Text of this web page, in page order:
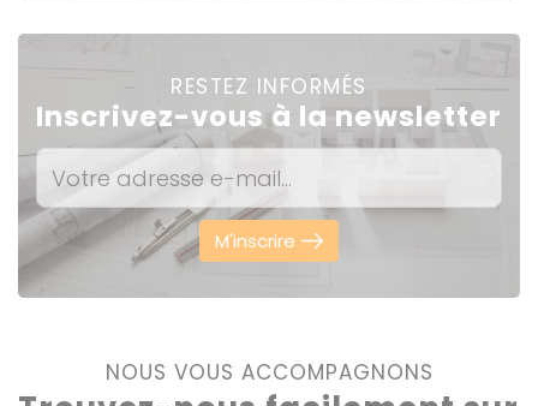
RESTEZ INFORMÉS
Inscrivez-vous à la newsletter
M'inscrire
NOUS VOUS ACCOMPAGNONS